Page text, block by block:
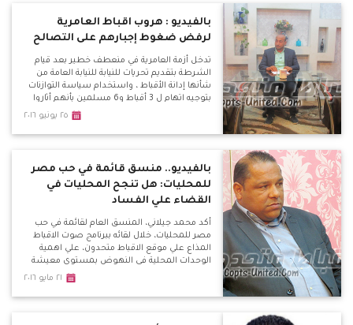
بالفيديو : هروب اقباط العامرية
لرفض ضغوط إجبارهم على التصالح
تدخل أزمة العامرية في منعطف خطير بعد قيام
الشرطة بتقديم تحريات للنيابة للنيابة العامة من
شأنها إدانة الأقباط ، واستخدام سياسة التوازنات
بتوجيه اتهام ل 3 أقباط و6 مسلمين بأنهم أثاروا
الشغب واشتبكوا مع بعضهم البعض مما أدى
نصر .
٢٥ يونيو ٢٠١٦
بالفيديو.. منسق قائمة في حب مصر
للمحليات: هل تنجح المحليات في
القضاء علي الفساد
أكد محمد جيلاني، المنسق العام لقائمة في حب
مصر للمحليات، خلال لقائه ببرنامج صوت الاقباط
المذاع علي موقع الاقباط متحدون، علي اهمية
الوحدات المحلية في النهوض بمستوي معيشة
٢١ مايو ٢٠١٦